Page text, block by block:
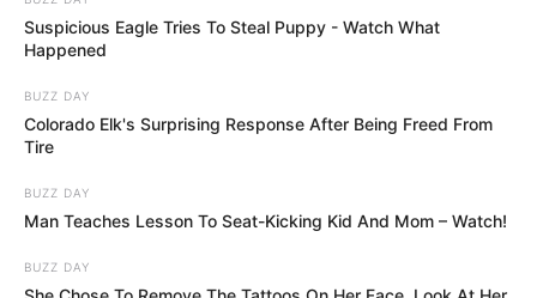
Suspicious Eagle Tries To Steal Puppy - Watch What
Happened
BUZZ DAY
Colorado Elk's Surprising Response After Being Freed From
Tire
BUZZ DAY
Man Teaches Lesson To Seat-Kicking Kid And Mom – Watch!
BUZZ DAY